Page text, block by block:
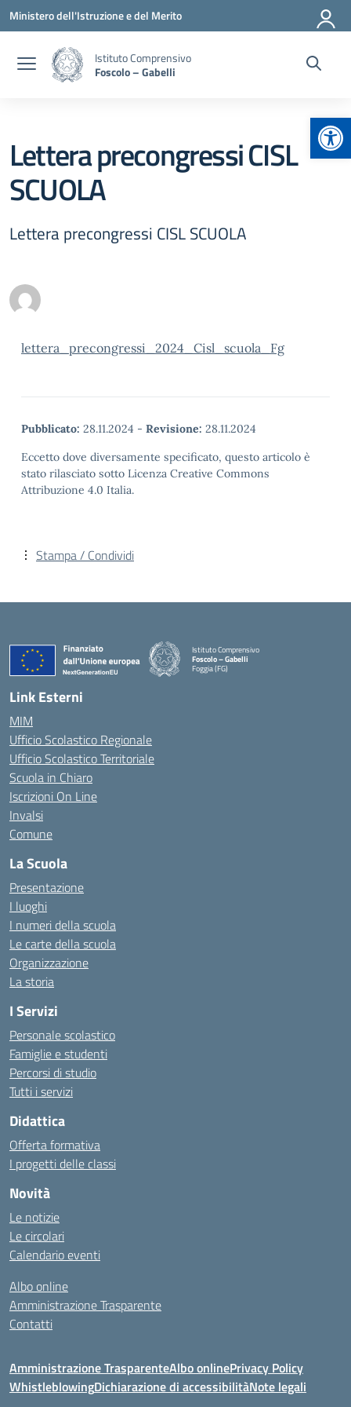
Vai ai contenuti
Vai al menu di navigazione
Vai al footer
Ministero dell'Istruzione e del Merito
Istituto Comprensivo
Foscolo – Gabelli
Lettera precongressi CISL
SCUOLA
Lettera precongressi CISL SCUOLA
lettera_precongressi_2024_Cisl_scuola_Fg
Pubblicato: 28.11.2024 - Revisione: 28.11.2024
Eccetto dove diversamente specificato, questo articolo è
stato rilasciato sotto Licenza Creative Commons
Attribuzione 4.0 Italia.
Stampa / Condividi
Istituto Comprensivo
Foscolo – Gabelli
Foggia (FG)
— Visita la pagina iniziale della scuola
Link Esterni
MIM
Ufficio Scolastico Regionale
Ufficio Scolastico Territoriale
Scuola in Chiaro
Iscrizioni On Line
Invalsi
Comune
La Scuola
Presentazione
I luoghi
I numeri della scuola
Le carte della scuola
Organizzazione
La storia
I Servizi
Personale scolastico
Famiglie e studenti
Percorsi di studio
Tutti i servizi
Didattica
Offerta formativa
I progetti delle classi
Novità
Le notizie
Le circolari
Calendario eventi
Albo online
Amministrazione Trasparente
Contatti
Amministrazione TrasparenteAlbo onlinePrivacy Policy
WhistleblowingDichiarazione di accessibilitàNote legali